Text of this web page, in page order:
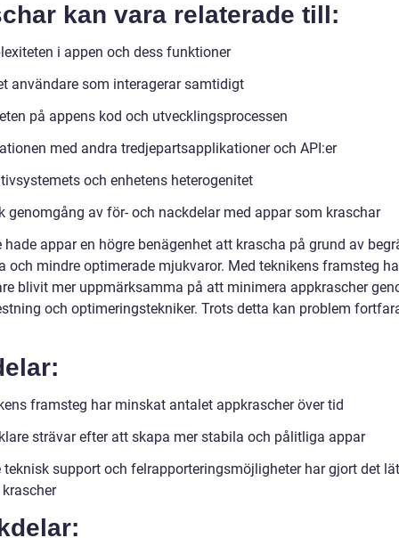
kan vara relaterade till:
i appen och dess funktioner
användare som interagerar samtidigt
på appens kod och utvecklingsprocessen
med andra tredjepartsapplikationer och API:er
och enhetens heterogenitet
genomgång av för- och nackdelar med appar som kraschar
hade appar en högre benägenhet att krascha på grund av
och mindre optimerade mjukvaror. Med teknikens framsteg
blivit mer uppmärksamma på att minimera appkrascher
och optimeringstekniker. Trots detta kan problem
framsteg har minskat antalet appkrascher över tid
strävar efter att skapa mer stabila och pålitliga appar
teknisk support och felrapporteringsmöjligheter har gjort det